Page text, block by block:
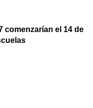
comenzarían el 14 de